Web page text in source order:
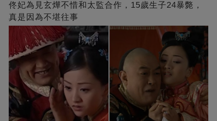
佟妃為見玄燁不惜和太監合作，15歲生子24暴斃，
真是因為不堪往事